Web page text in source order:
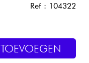
Ref : 104322